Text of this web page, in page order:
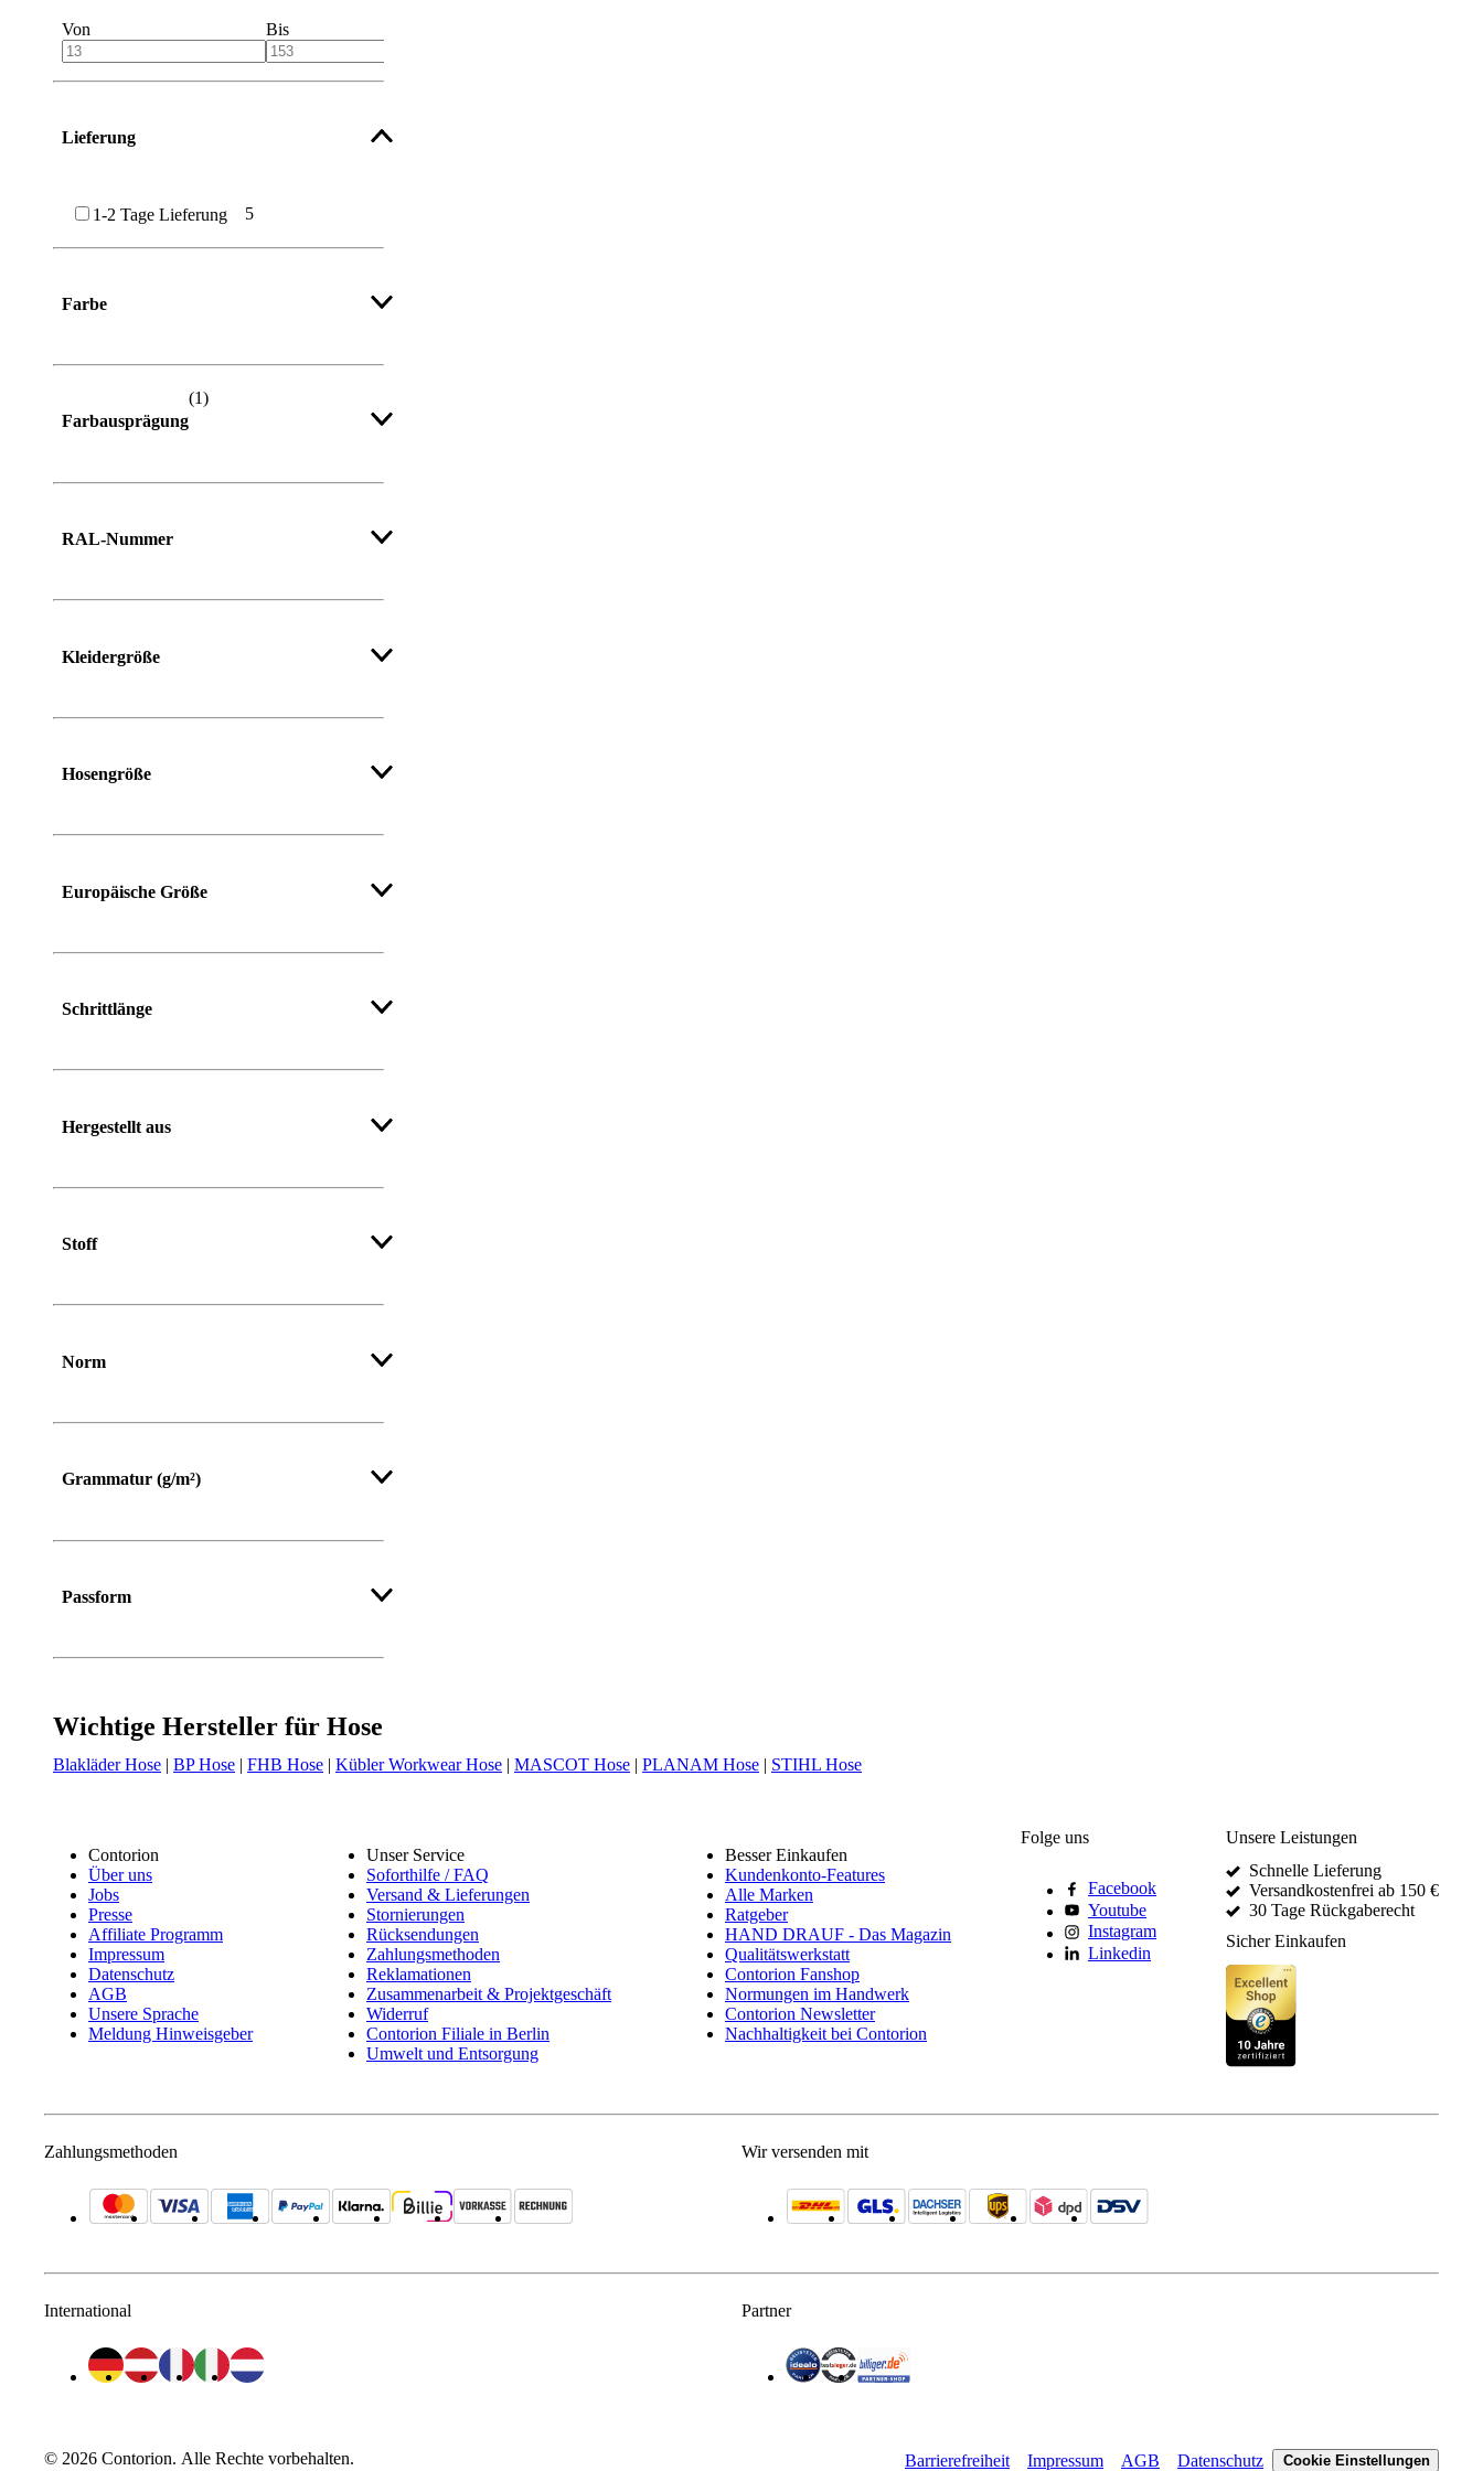
Von Bis
Lieferung
1-2 Tage Lieferung 5
Farbe
Farbausprägung
(1)
RAL-Nummer
Kleidergröße
Hosengröße
Europäische Größe
Schrittlänge
Hergestellt aus
Stoff
Norm
Grammatur (g/m²)
Passform
Wichtige Hersteller für Hose
Blakläder Hose | BP Hose | FHB Hose | Kübler Workwear Hose | MASCOT Hose | PLANAM Hose | STIHL Hose
Contorion
Über uns
Jobs
Presse
Affiliate Programm
Impressum
Datenschutz
AGB
Unsere Sprache
Meldung Hinweisgeber
Unser Service
Soforthilfe / FAQ
Versand & Lieferungen
Stornierungen
Rücksendungen
Zahlungsmethoden
Reklamationen
Zusammenarbeit & Projektgeschäft
Widerruf
Contorion Filiale in Berlin
Umwelt und Entsorgung
Besser Einkaufen
Kundenkonto-Features
Alle Marken
Ratgeber
HAND DRAUF - Das Magazin
Qualitätswerkstatt
Contorion Fanshop
Normungen im Handwerk
Contorion Newsletter
Nachhaltigkeit bei Contorion
Folge uns
Facebook
Youtube
Instagram
Linkedin
Unsere Leistungen
Schnelle Lieferung
Versandkostenfrei ab 150 €
30 Tage Rückgaberecht
Sicher Einkaufen
Zahlungsmethoden Wir versenden mit
International Partner
© 2026 Contorion. Alle Rechte vorbehalten. Barrierefreiheit Impressum AGB Datenschutz Cookie Einstellungen